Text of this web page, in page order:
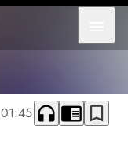
01:45 headphones chrome_reader_mode bookmark_border